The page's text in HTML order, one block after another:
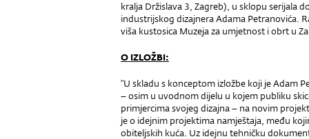
kralja Držislava 3, Zagreb), u sklopu serijala
industrijskog dizajnera Adama Petranovića.
viša kustosica Muzeja za umjetnost i obrt u
O IZLOŽBI:
"U skladu s konceptom izložbe koji je Adam
– osim u uvodnom dijelu u kojem publiku
primjercima svojeg dizajna – na novim
je o idejnim projektima namještaja, među
obiteljskih kuća. Uz idejnu tehničku